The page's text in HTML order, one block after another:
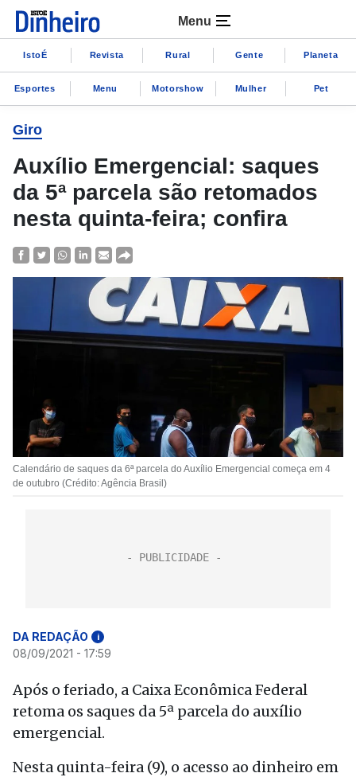
Menu
IstoÉ Revista Rural Gente Planeta
Esportes Menu Motorshow Mulher Pet
Giro
Auxílio Emergencial: saques
da 5ª parcela são retomados
nesta quinta-feira; confira
Calendário de saques da 6ª parcela do Auxílio Emergencial começa em 4
de outubro (Crédito: Agência Brasil)
DA REDAÇÃO i
08/09/2021 - 17:59
Após o feriado, a Caixa Econômica Federal
retoma os saques da 5ª parcela do auxílio
emergencial.
Nesta quinta-feira (9), o acesso ao dinheiro em